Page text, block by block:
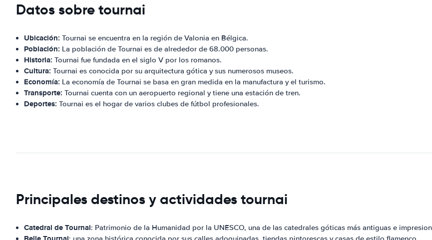
Datos sobre tournai
Ubicación: Tournai se encuentra en la región de Valonia en Bélgica.
Población: La población de Tournai es de alrededor de 68.000 personas.
Historia: Tournai fue fundada en el siglo V por los romanos.
Cultura: Tournai es conocida por su arquitectura gótica y sus numerosos museos.
Economía: La economía de Tournai se basa en gran medida en la manufactura y el turismo.
Transporte: Tournai cuenta con un aeropuerto regional y tiene una estación de tren.
Deportes: Tournai es el hogar de varios clubes de fútbol profesionales.
Principales destinos y actividades tournai
Catedral de Tournai: Patrimonio de la Humanidad por la UNESCO, una de las catedrales góticas más antiguas e